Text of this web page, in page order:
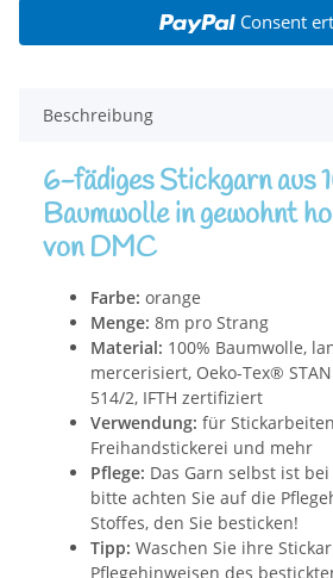
Consent
Beschreibung
6-fädiges Stickgarn aus
Baumwolle in gewohnt
von DMC
Farbe: orange
Menge: 8m pro Strang
Material: 100% Baumwolle,
mercerisiert, Oeko-Tex®
514/2, IFTH zertifiziert
Verwendung: für
Freihandstickerei und mehr
Pflege: Das Garn selbst ist
bitte achten Sie auf die
Stoffes, den Sie besticken!
Tipp: Waschen Sie ihre
Pflegehinweisen des